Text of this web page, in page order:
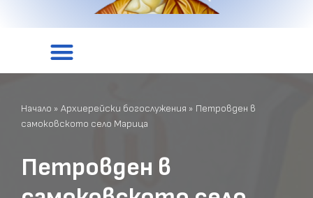
Начало » Архиерейски богослужения » Петровден в
самоковското село Марица
Петровден в